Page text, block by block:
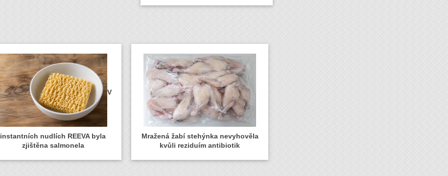
V
instantních nudlích REEVA byla
zjištěna salmonela
Mražená žabí stehýnka nevyhověla
kvůli reziduím antibiotik